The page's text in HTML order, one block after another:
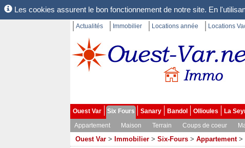
Les cookies assurent le bon fonctionnement de notre site. En
Actualités Immobilier Locations année Locations
Ouest Var Six Fours Sanary Bandol Ollioules La
Appartement
Maison Terrain Coups de coeur
Ouest Var > Immobilier > Six-Fours > Appartement >